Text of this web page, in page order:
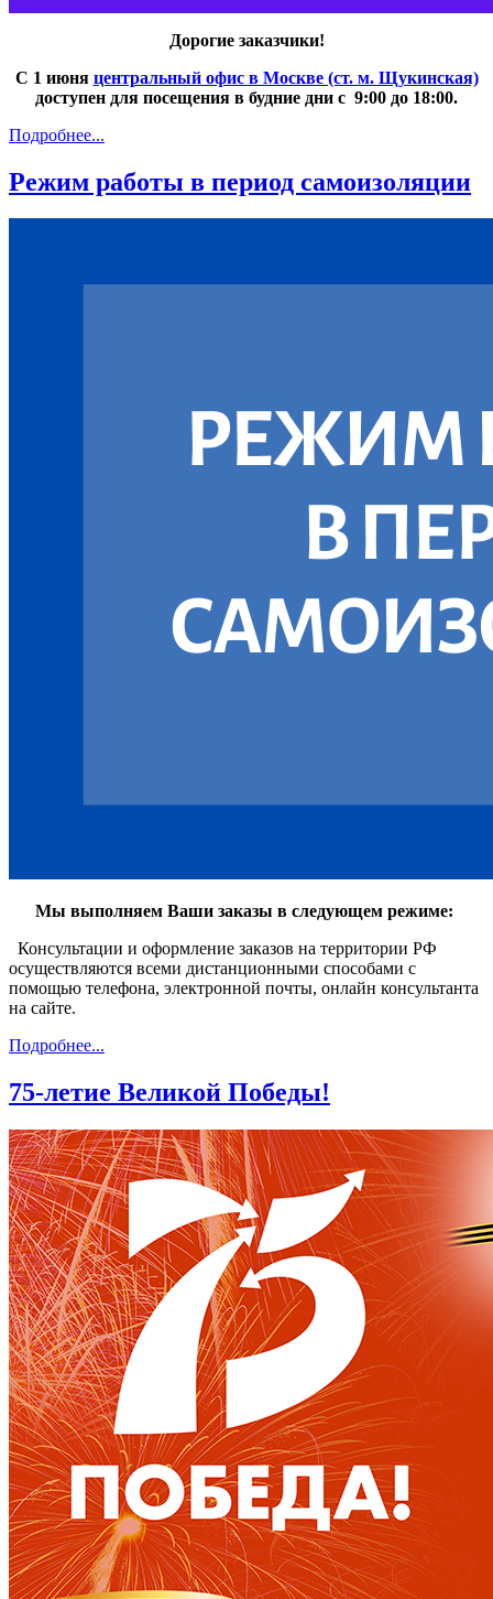
Дорогие заказчики!
С 1 июня центральный офис в Москве (ст. м. Щукинская)
доступен для посещения в будние дни с 9:00 до 18:00.
Подробнее...
Режим работы в период самоизоляции
Мы выполняем Ваши заказы в следующем режиме:
Консультации и оформление заказов на территории РФ
осуществляются всеми дистанционными способами с
помощью телефона, электронной почты, онлайн консультанта
на сайте.
Подробнее...
75-летие Великой Победы!